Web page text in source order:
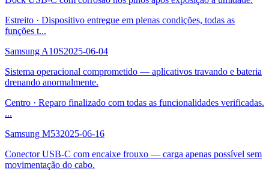
Estreito · Dispositivo entregue em plenas condições, todas as
funções t...
Samsung A10S2025-06-04
Sistema operacional comprometido — aplicativos travando e bateria
drenando anormalmente.
Centro · Reparo finalizado com todas as funcionalidades verificadas.
...
Samsung M532025-06-16
Conector USB-C com encaixe frouxo — carga apenas possível sem
movimentação do cabo.